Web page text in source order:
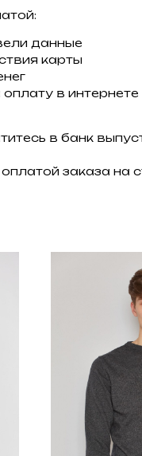
данные
карты
в интернете
в банк
заказа